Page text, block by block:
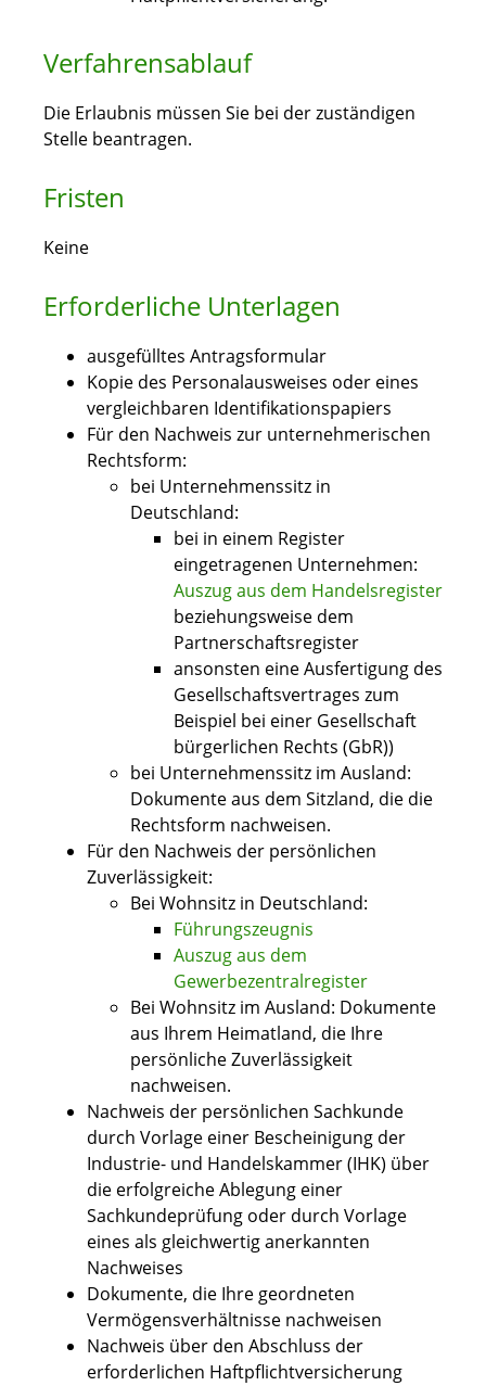
Verfahrensablauf
Die Erlaubnis müssen Sie bei der zuständigen
Stelle beantragen.
Fristen
Keine
Erforderliche Unterlagen
ausgefülltes Antragsformular
Kopie des Personalausweises oder eines
vergleichbaren Identifikationspapiers
Für den Nachweis zur unternehmerischen
Rechtsform:
bei Unternehmenssitz in
Deutschland:
bei in einem Register
eingetragenen Unternehmen:
Auszug aus dem Handelsregister
beziehungsweise dem
Partnerschaftsregister
ansonsten eine Ausfertigung des
Gesellschaftsvertrages zum
Beispiel bei einer Gesellschaft
bürgerlichen Rechts (GbR))
bei Unternehmenssitz im Ausland:
Dokumente aus dem Sitzland, die die
Rechtsform nachweisen.
Für den Nachweis der persönlichen
Zuverlässigkeit:
Bei Wohnsitz in Deutschland:
Führungszeugnis
Auszug aus dem
Gewerbezentralregister
Bei Wohnsitz im Ausland: Dokumente
aus Ihrem Heimatland, die Ihre
persönliche Zuverlässigkeit
nachweisen.
Nachweis der persönlichen Sachkunde
durch Vorlage einer Bescheinigung der
Industrie- und Handelskammer (IHK) über
die erfolgreiche Ablegung einer
Sachkundeprüfung oder durch Vorlage
eines als gleichwertig anerkannten
Nachweises
Dokumente, die Ihre geordneten
Vermögensverhältnisse nachweisen
Nachweis über den Abschluss der
erforderlichen Haftpflichtversicherung